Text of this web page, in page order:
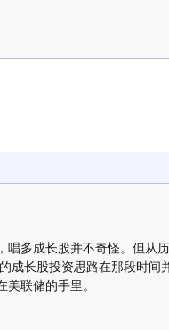
多成长股并不奇怪。但从
成长股投资思路在那段时间
联储的手里。